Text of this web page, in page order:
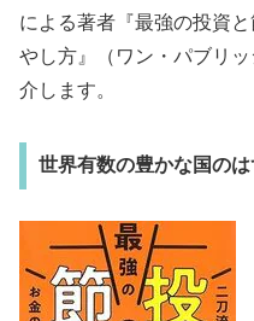
による著者『最強の投資
やし方』（ワン・パブリ
介します。
世界有数の豊かな国の